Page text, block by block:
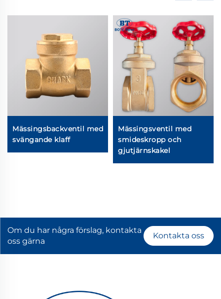
Mässingsbackventil med
svängande klaff
Mässingsventil med
smideskropp och
gjutjärnskakel
Om du har några förslag, kontakta
oss gärna
Kontakta oss